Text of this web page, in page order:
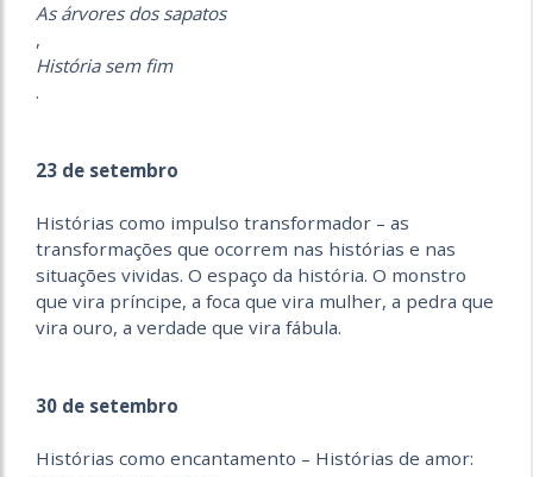
As árvores dos sapatos
,
História sem fim
.
23 de setembro
Histórias como impulso transformador – as
transformações que ocorrem nas histórias e nas
situações vividas. O espaço da história. O monstro
que vira príncipe, a foca que vira mulher, a pedra que
vira ouro, a verdade que vira fábula.
30 de setembro
Histórias como encantamento – Histórias de amor: